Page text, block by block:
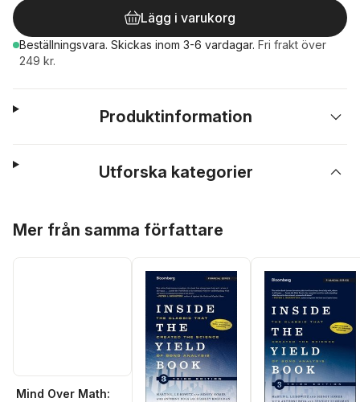
Lägg i varukorg
Beställningsvara. Skickas inom 3-6 vardagar. Fri frakt över
249 kr.
Produktinformation
Utforska kategorier
Mer från samma författare
Mind Over Math: